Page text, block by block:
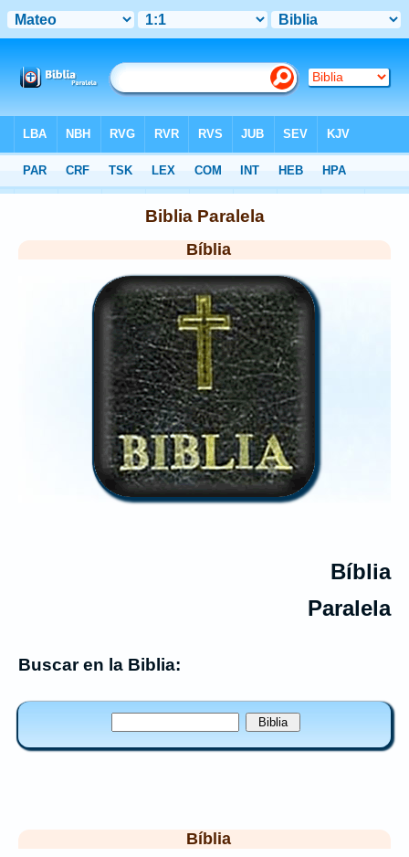
> Home
Biblia Paralela
Bíblia
Bíblia
Paralela
Buscar en la Biblia:
Bíblia